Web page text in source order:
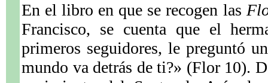
En el libro en que se recogen las
Francisco, se cuenta que el
primeros seguidores, le preguntó
mundo va detrás de ti?» (Flor 10).